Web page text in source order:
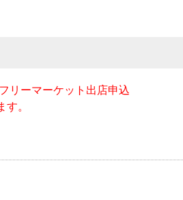
・フリーマーケット出店申込
。